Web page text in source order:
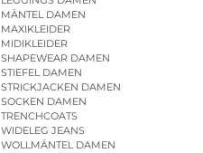
MÄNTEL DAMEN
MAXIKLEIDER
MIDIKLEIDER
SHAPEWEAR DAMEN
STIEFEL DAMEN
STRICKJACKEN DAMEN
SOCKEN DAMEN
TRENCHCOATS
WIDELEG JEANS
WOLLMÄNTEL DAMEN